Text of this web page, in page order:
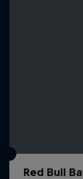
Red Bull